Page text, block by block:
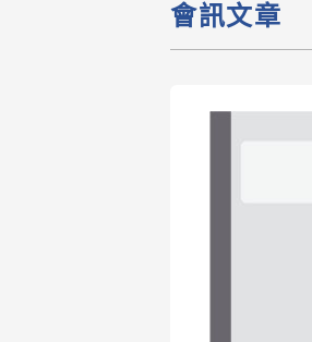
會訊文章